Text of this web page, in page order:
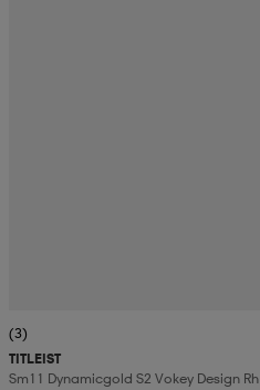
(3)
TITLEIST
Sm11 Dynamicgold S2 Vokey Design Rh